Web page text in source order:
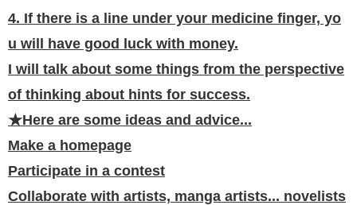
4. If there is a line under your medicine finger, yo
u will have good luck with money.
I will talk about some things from the perspective
of thinking about hints for success.
★Here are some ideas and advice...
Make a homepage
Participate in a contest
Collaborate with artists, manga artists... novelists